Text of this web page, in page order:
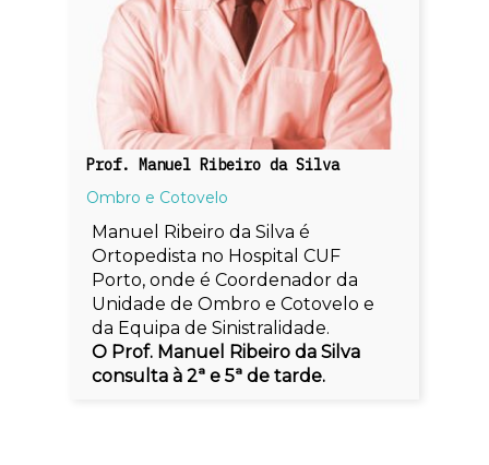
Prof. Manuel Ribeiro da Silva
Ombro e Cotovelo
Manuel Ribeiro da Silva é
Ortopedista no Hospital CUF
Porto, onde é Coordenador da
Unidade de Ombro e Cotovelo e
da Equipa de Sinistralidade.
O Prof. Manuel Ribeiro da Silva
consulta à 2ª e 5ª de tarde.